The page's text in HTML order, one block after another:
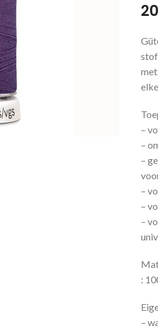
–
–
–
–
–
–
:
–